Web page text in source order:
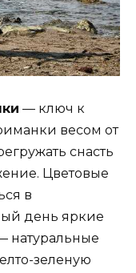
— ключ к
весом от
снасть
Цветовые
в
день яркие
натуральные
зеленую